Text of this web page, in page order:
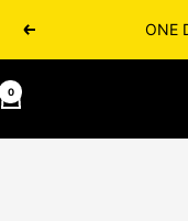
הבא
0